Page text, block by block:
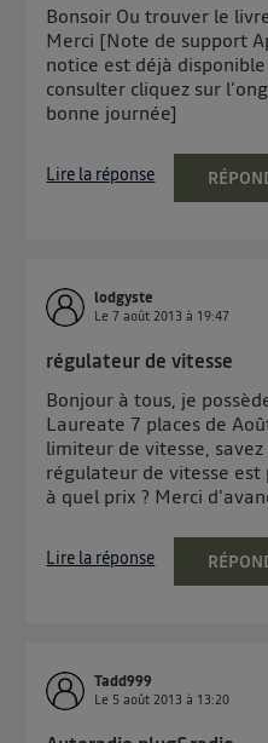
Bonsoir Ou trouver le
Merci [Note de support
notice est déjà
consulter cliquez sur
bonne journée]
Lire la réponse
lodgyste
Le7 août 2013 à 19:47
régulateur de vitesse
Bonjour à tous, je
Laureate 7 places de
limiteur de vitesse,
régulateur de vitesse est
à quel prix ? Merci
Lire la réponse
Tadd999
Le 5 août 2013 à 13:20